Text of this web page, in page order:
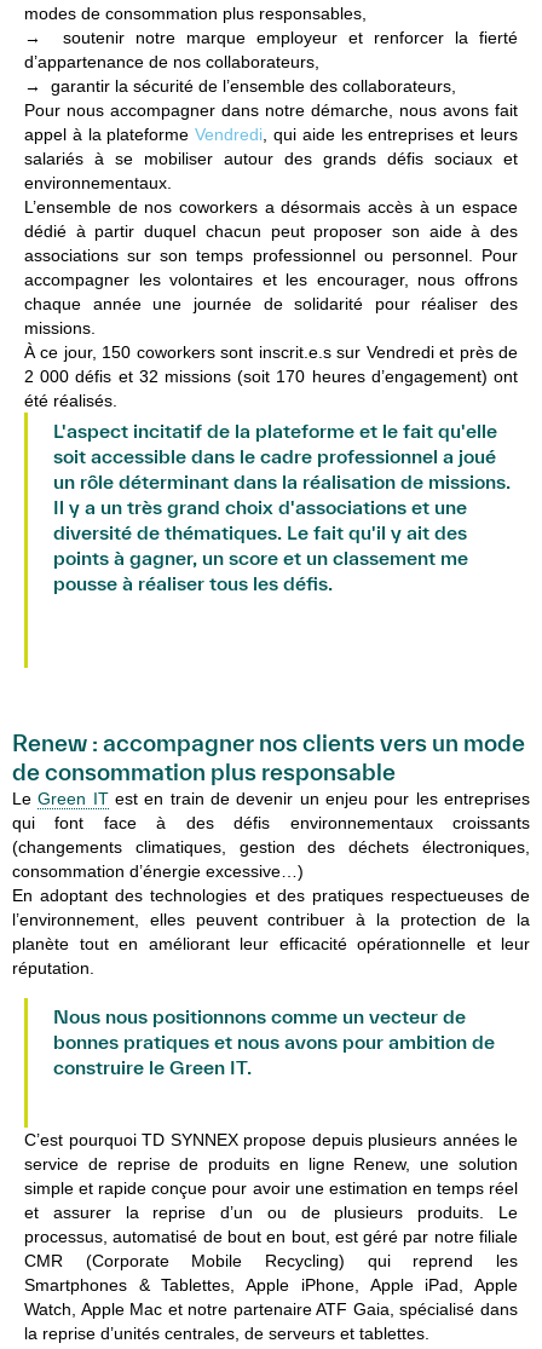
modes de consommation plus responsables,
→ soutenir notre marque employeur et renforcer la fierté
d’appartenance de nos collaborateurs,
→ garantir la sécurité de l’ensemble des collaborateurs,
Pour nous accompagner dans notre démarche, nous avons fait
appel à la plateformeVendredi , qui aide les entreprises et leurs
salariés à se mobiliser autour des grands défis sociaux et
environnementaux.
L’ensemble de nos coworkers a désormais accès à un espace
dédié à partir duquel chacun peut proposer son aide à des
associations sur son temps professionnel ou personnel. Pour
accompagner les volontaires et les encourager, nous offrons
chaque année une journée de solidarité pour réaliser des
missions.
À ce jour, 150 coworkers sont inscrit.e.s sur Vendredi et près de
2 000 défis et 32 missions (soit 170 heures d’engagement) ont
été réalisés.
L'aspect incitatif de la plateforme et le fait qu'elle
soit accessible dans le cadre professionnel a joué
un rôle déterminant dans la réalisation de missions.
Il y a un très grand choix d'associations et une
diversité de thématiques. Le fait qu'il y ait des
points à gagner, un score et un classement me
pousse à réaliser tous les défis.
Renew : accompagner nos clients vers un mode
de consommation plus responsable
LeGreen ITest en train de devenir un enjeu pour les entreprises
qui font face à des défis environnementaux croissants
(changements climatiques, gestion des déchets électroniques,
consommation d’énergie excessive…)
En adoptant des technologies et des pratiques respectueuses de
l’environnement, elles peuvent contribuer à la protection de la
planète tout en améliorant leur efficacité opérationnelle et leur
réputation.
Nous nous positionnons comme un vecteur de
bonnes pratiques et nous avons pour ambition de
construire le Green IT.
C’est pourquoi TD SYNNEX propose depuis plusieurs années le
service de reprise de produits en ligne Renew, une solution
simple et rapide conçue pour avoir une estimation en temps réel
et assurer la reprise d’un ou de plusieurs produits. Le
processus, automatisé de bout en bout, est géré par notre filiale
CMR (Corporate Mobile Recycling) qui reprend les
Smartphones & Tablettes, Apple iPhone, Apple iPad, Apple
Watch, Apple Mac et notre partenaire ATF Gaia, spécialisé dans
la reprise d’unités centrales, de serveurs et tablettes.